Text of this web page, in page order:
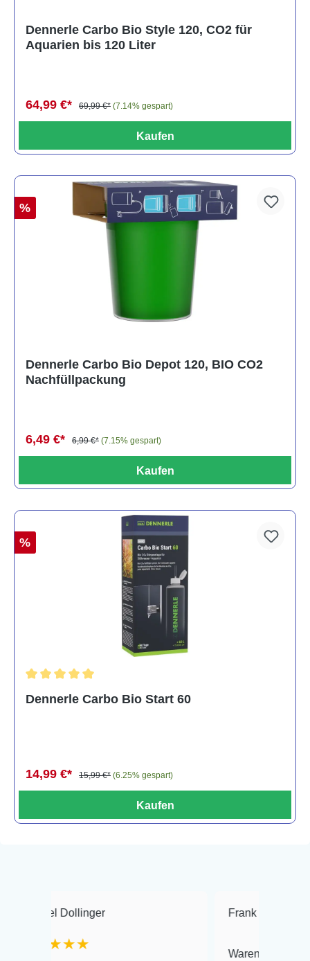
Dennerle Carbo Bio Style 120, CO2 für
Aquarien bis 120 Liter
64,99 €* 69,99 €* (7.14% gespart)
Kaufen
%
Dennerle Carbo Bio Depot 120, BIO CO2
Nachfüllpackung
6,49 €* 6,99 €* (7.15% gespart)
Kaufen
%
Dennerle Carbo Bio Start 60
14,99 €* 15,99 €* (6.25% gespart)
Kaufen
Frank Hackmayer
Warenanlieferung Top und die